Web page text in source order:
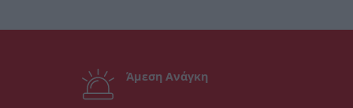
Άμεση Ανάγκη